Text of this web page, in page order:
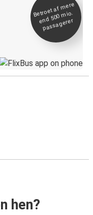
Betroet af
mere
end 500
mio.
passagerer
hen?